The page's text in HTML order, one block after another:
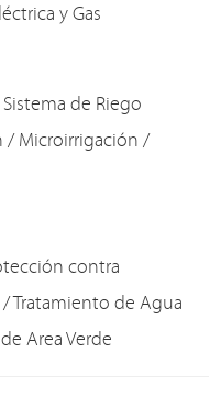
y Gas
de Riego
/ Microirrigación /
contra
Tratamiento de Agua
Area Verde